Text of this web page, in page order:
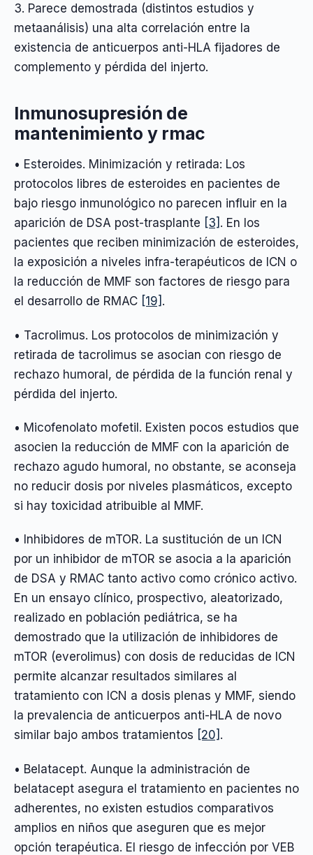
3. Parece demostrada (distintos estudios y
metaanálisis) una alta correlación entre la
existencia de anticuerpos anti-HLA fijadores de
complemento y pérdida del injerto.
Inmunosupresión de
mantenimiento y rmac
• Esteroides. Minimización y retirada: Los
protocolos libres de esteroides en pacientes de
bajo riesgo inmunológico no parecen influir en la
aparición de DSA post-trasplante [3] . En los
pacientes que reciben minimización de esteroides,
la exposición a niveles infra-terapéuticos de ICN o
la reducción de MMF son factores de riesgo para
el desarrollo de RMAC [19] .
• Tacrolimus. Los protocolos de minimización y
retirada de tacrolimus se asocian con riesgo de
rechazo humoral, de pérdida de la función renal y
pérdida del injerto.
• Micofenolato mofetil. Existen pocos estudios que
asocien la reducción de MMF con la aparición de
rechazo agudo humoral, no obstante, se aconseja
no reducir dosis por niveles plasmáticos, excepto
si hay toxicidad atribuible al MMF.
• Inhibidores de mTOR. La sustitución de un ICN
por un inhibidor de mTOR se asocia a la aparición
de DSA y RMAC tanto activo como crónico activo.
En un ensayo clínico, prospectivo, aleatorizado,
realizado en población pediátrica, se ha
demostrado que la utilización de inhibidores de
mTOR (everolimus) con dosis de reducidas de ICN
permite alcanzar resultados similares al
tratamiento con ICN a dosis plenas y MMF, siendo
la prevalencia de anticuerpos anti-HLA de novo
similar bajo ambos tratamientos [20] .
• Belatacept. Aunque la administración de
belatacept asegura el tratamiento en pacientes no
adherentes, no existen estudios comparativos
amplios en niños que aseguren que es mejor
opción terapéutica. El riesgo de infección por VEB